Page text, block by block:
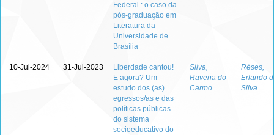
Federal : o caso da
pós-graduação em
Literatura da
Universidade de
Brasília
10-Jul-2024 31-Jul-2023
Liberdade cantou!
E agora? Um
estudo dos (as)
egressos/as e das
políticas públicas
do sistema
socioeducativo do
Silva,
Ravena do
Carmo
Rêses,
Erlando
Silva